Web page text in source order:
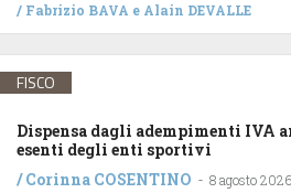
/ Fabrizio BAVA e Alain DEVALLE
FISCO
Dispensa dagli adempimenti IVA
esenti degli enti sportivi
/Corinna COSENTINO - 8 agosto 2026